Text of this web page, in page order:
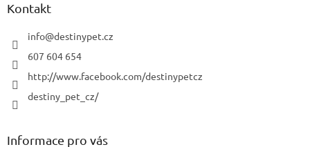
Kontakt
info@destinypet.cz
607 604 654
http://www.facebook.com/destinypetcz
destiny_pet_cz/
Informace pro vás